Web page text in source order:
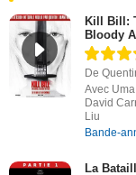
Kill Bill:
Bloody
De
Avec
David
Liu
Bande-
La